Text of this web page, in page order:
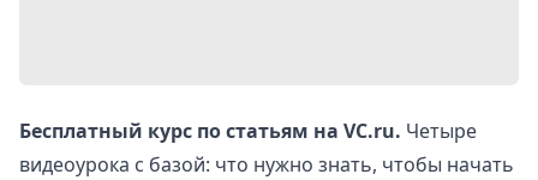
Бесплатный курс по статьям на VC.ru. Четыре
видеоурока с базой: что нужно знать, чтобы начать